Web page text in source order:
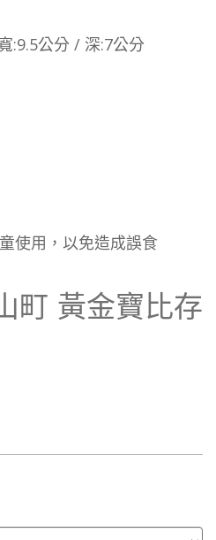
:9.5公分 / 深:7公分
使用，以免造成誤食
町 黃金寶比存